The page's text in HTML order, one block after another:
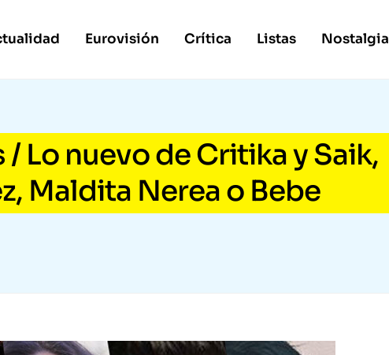
Eurovisión Crítica Listas Nostalgia
/ Lo nuevo de Critika y Saik,
Maldita Nerea o Bebe